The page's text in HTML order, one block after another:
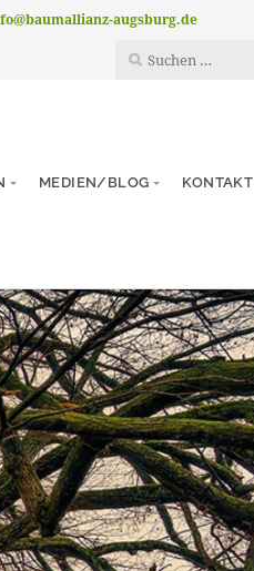
augsburg.de
MEDIEN/BLOG KONTAKT